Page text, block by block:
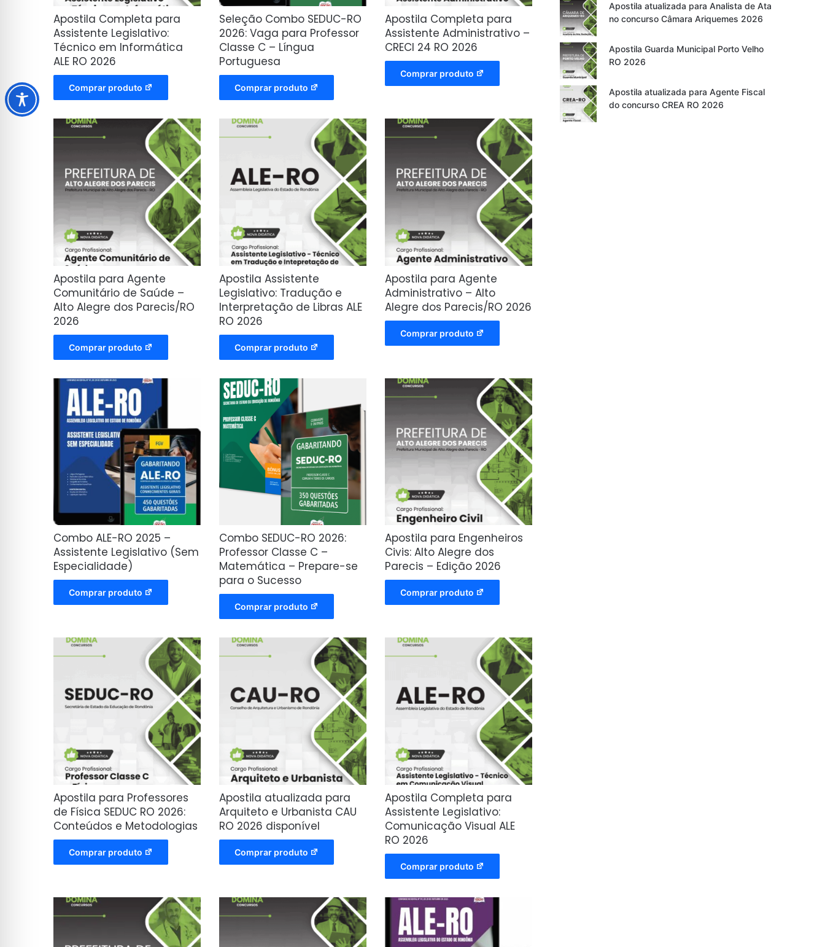
Apostila Completa para
Assistente Legislativo:
Técnico em Informática
ALE RO 2026
Comprar produto
Seleção Combo SEDUC-RO
2026: Vaga para Professor
Classe C – Língua
Portuguesa
Comprar produto
Apostila Completa para
Assistente Administrativo –
CRECI 24 RO 2026
Comprar produto
Apostila para Agente
Comunitário de Saúde –
Alto Alegre dos Parecis/RO
2026
Comprar produto
Apostila Assistente
Legislativo: Tradução e
Interpretação de Libras ALE
RO 2026
Comprar produto
Apostila para Agente
Administrativo – Alto
Alegre dos Parecis/RO 2026
Comprar produto
Combo ALE-RO 2025 –
Assistente Legislativo (Sem
Especialidade)
Comprar produto
Combo SEDUC-RO 2026:
Professor Classe C –
Matemática – Prepare-se
para o Sucesso
Comprar produto
Apostila para Engenheiros
Civis: Alto Alegre dos
Parecis – Edição 2026
Comprar produto
Apostila para Professores
de Física SEDUC RO 2026:
Conteúdos e Metodologias
Comprar produto
Apostila atualizada para
Arquiteto e Urbanista CAU
RO 2026 disponível
Comprar produto
Apostila Completa para
Assistente Legislativo:
Comunicação Visual ALE
RO 2026
Comprar produto
Apostila atualizada para Analista de Ata
no concurso Câmara Ariquemes 2026
Apostila Guarda Municipal Porto Velho
RO 2026
Apostila atualizada para Agente Fiscal
do concurso CREA RO 2026